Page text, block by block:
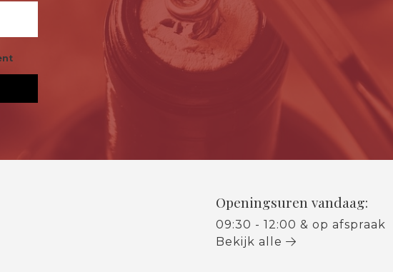
Openingsuren vandaag:
09:30 - 12:00 & op afspraak
Bekijk alle